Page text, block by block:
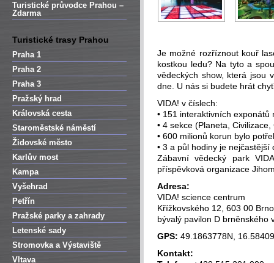
Turistické průvodce Prahou –
Zdarma
Turistické trasy Prahou
Praha 1
Praha 2
Praha 3
Pražský hrad
Královská cesta
Staroměstské náměstí
Židovské město
Karlův most
Kampa
Vyšehrad
Petřín
Pražské parky a zahrady
Letenské sady
Stromovka a Výstaviště
Vltava
Je možné rozříznout kouř
kostkou ledu? Na tyto a
vědeckých show, která jsou
dne. U nás si budete hrát
VIDA! v číslech:
• 151 interaktivních exponátů
• 4 sekce (Planeta,
• 600 milionů korun bylo
• 3 a půl hodiny je
Zábavní vědecký park
příspěvková organizace
Adresa:
VIDA! science centrum
Křížkovského 12, 603 00 Brno
bývalý pavilon D brněnského
GPS: 49.1863778N,
Kontakt: